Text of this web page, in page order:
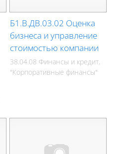
Б1.В.ДВ.03.02 Оценка
бизнеса и управление
стоимостью компании
38.04.08 Финансы и кредит,
"Корпоративные финансы"